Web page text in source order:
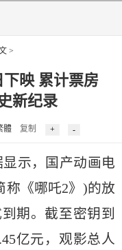
>
下映 累计票房
新纪录
體 复制
示，国产动画电
称《哪吒2》)的放
期。截至密钥到
亿元，观影总人